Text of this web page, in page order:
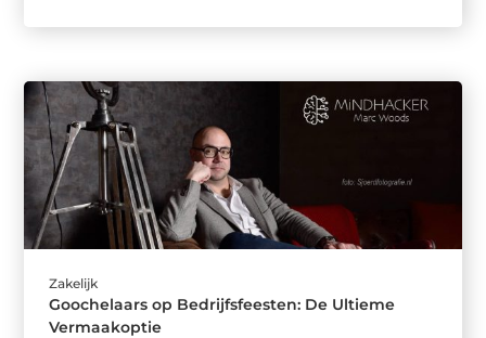
Zakelijk
Goochelaars op Bedrijfsfeesten: De Ultieme
Vermaakoptie